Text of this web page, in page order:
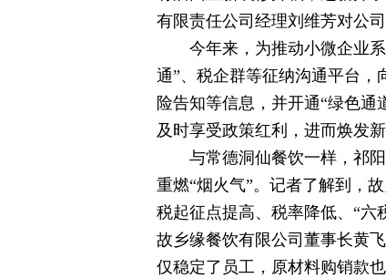
有限责任公司经理刘维芳对公
今年来，为推动小微企业
通”、税企群等征纳沟通平台
险告知等信息，并开通“绿色
及时享受政策红利，进而焕发新
与常德洞仙餐饮一样，祁
重燃“烟火气”。记者了解到，
税起征点提高、税率降低、“六
故乡缘餐饮有限公司董事长黄
仅稳定了员工，原材料购销款也